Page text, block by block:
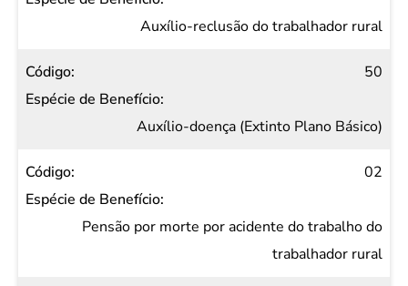
Auxílio-reclusão do trabalhador rural
50
Auxílio-doença (Extinto Plano Básico)
02
Pensão por morte por acidente do trabalho do
trabalhador rural